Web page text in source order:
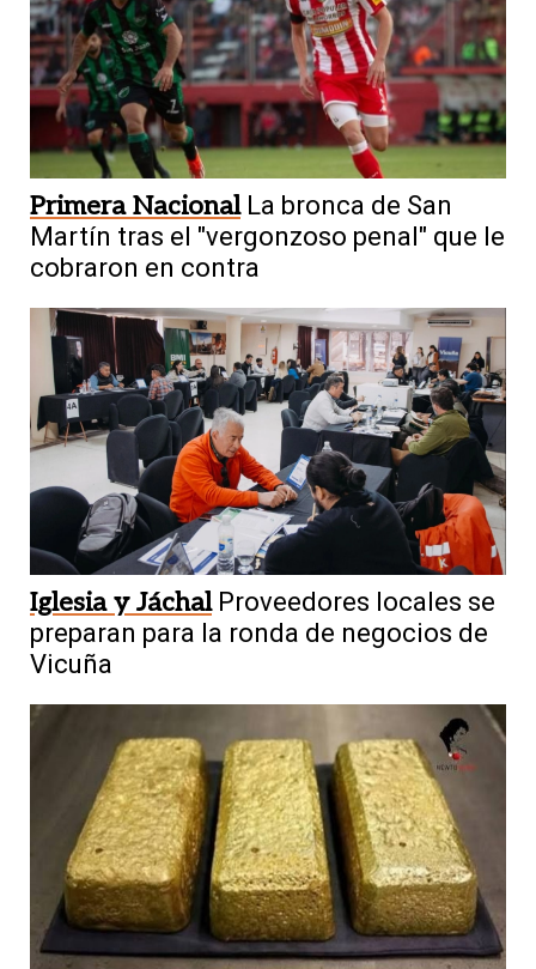
Primera Nacional La bronca de San
Martín tras el "vergonzoso penal" que le
cobraron en contra
Iglesia y Jáchal Proveedores locales se
preparan para la ronda de negocios de
Vicuña